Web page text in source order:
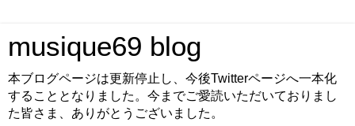
musique69 blog
本ブログページは更新停止し、今後Twitterページへ一本化
することとなりました。今までご愛読いただいておりまし
た皆さま、ありがとうございました。